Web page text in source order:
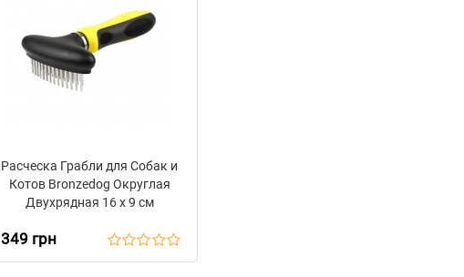
Расческа Грабли для Собак и
Котов Bronzedog Округлая
Двухрядная 16 х 9 см
349 грн